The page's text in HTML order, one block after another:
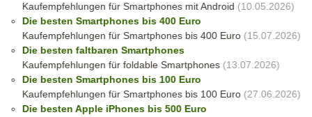
Kaufempfehlungen für Smartphones mit Android (10.05.2026)
Die besten Smartphones bis 400 Euro
Kaufempfehlungen für Smartphones bis 400 Euro(15.07.2026)
Die besten faltbaren Smartphones
Kaufempfehlungen für foldable Smartphones(13.07.2026)
Die besten Smartphones bis 100 Euro
Kaufempfehlungen für Smartphones bis 100 Euro(27.06.2026)
Die besten Apple iPhones bis 500 Euro